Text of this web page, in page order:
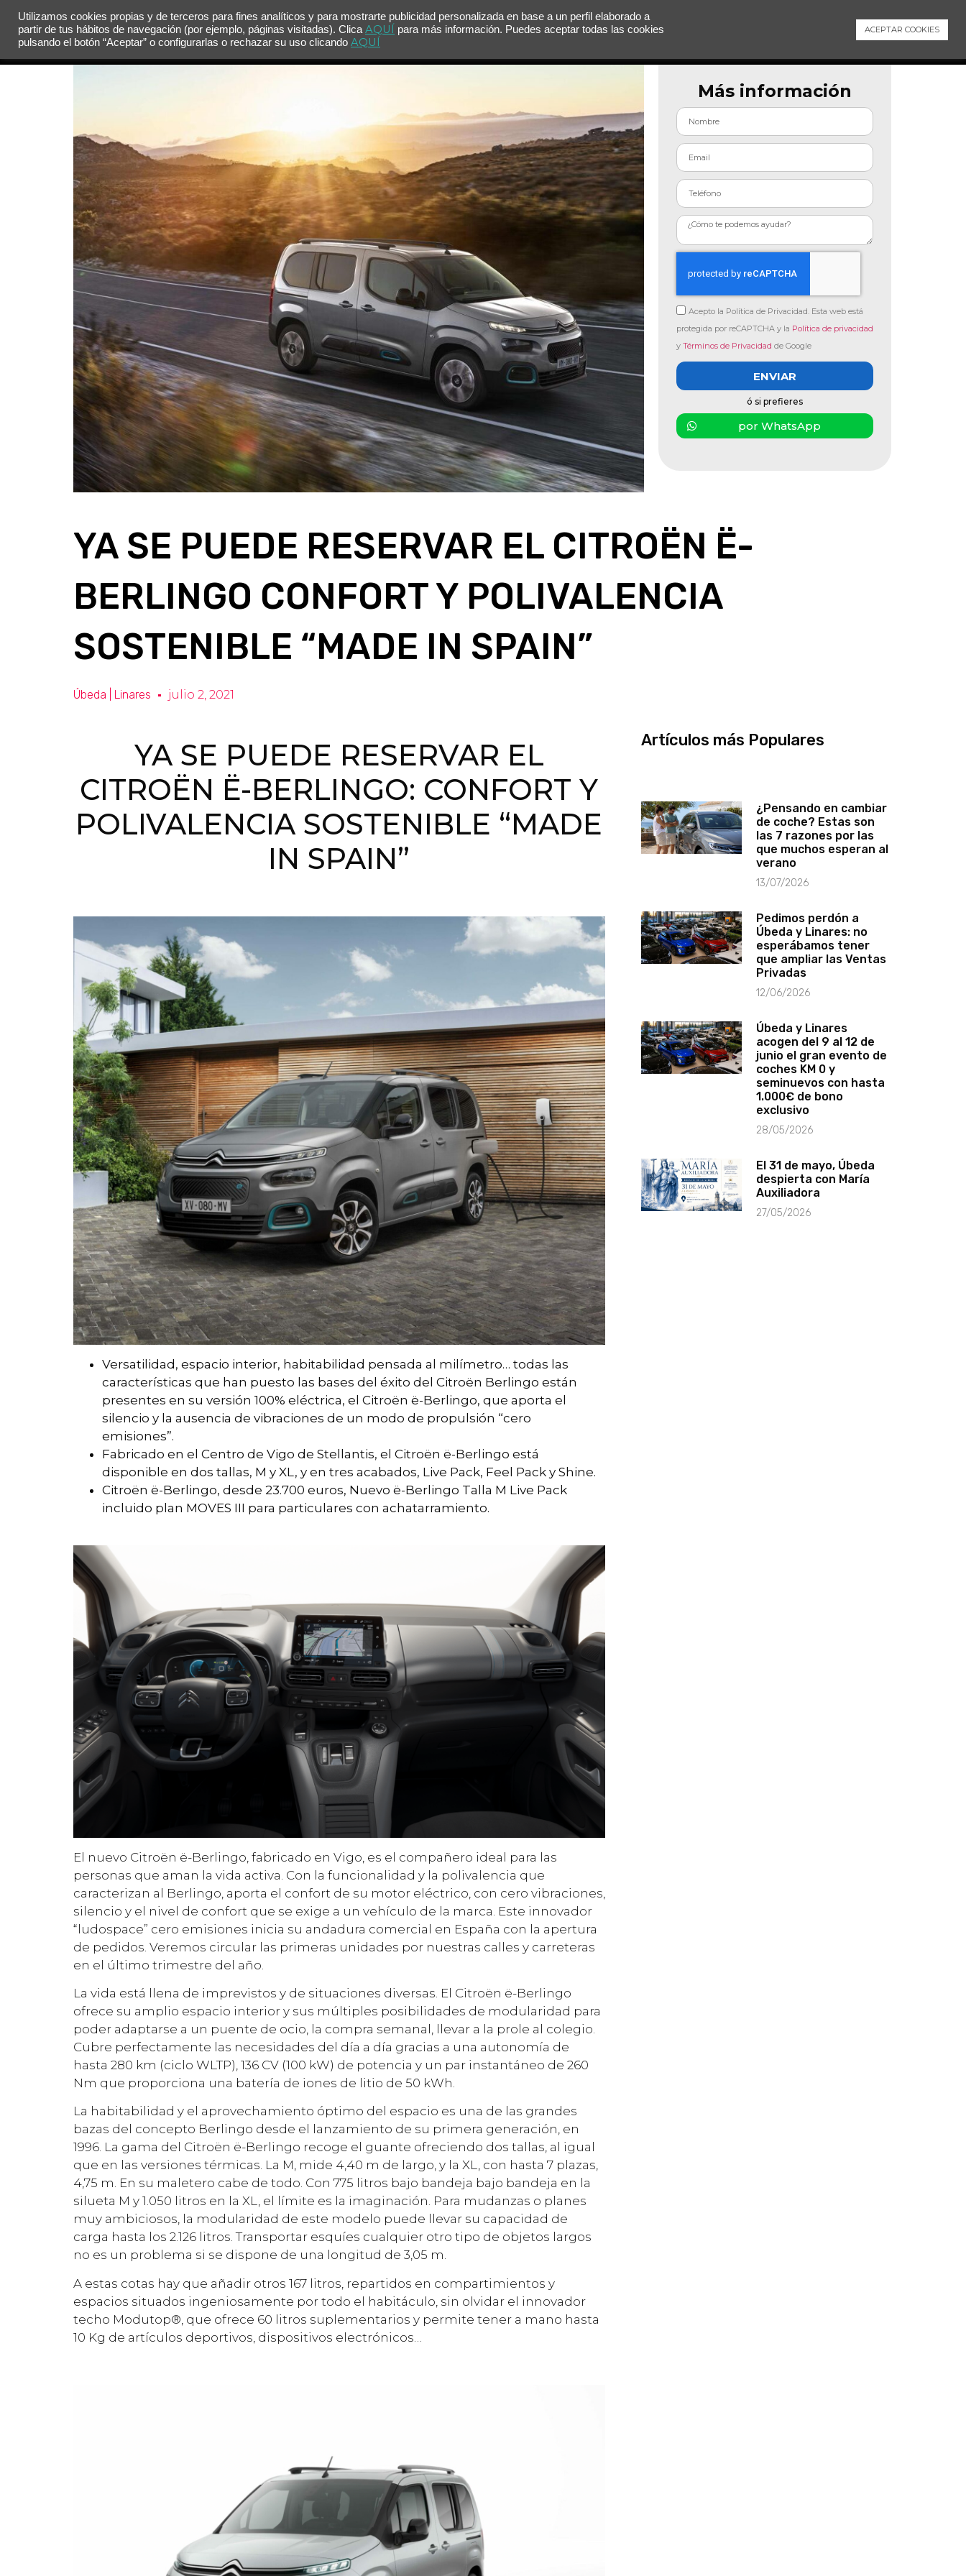
MENÚ Contacto
Más información
Acepto la Política de Privacidad. Esta web está
protegida por reCAPTCHA y la Política de privacidad
y Términos de Privacidad de Google
ENVIAR
ó si prefieres
por WhatsApp
YA SE PUEDE RESERVAR EL CITROËN Ë-
BERLINGO CONFORT Y POLIVALENCIA
SOSTENIBLE “MADE IN SPAIN”
Úbeda | Linares julio 2, 2021
YA SE PUEDE RESERVAR EL
CITROËN Ë-BERLINGO: CONFORT Y
POLIVALENCIA SOSTENIBLE “MADE
IN SPAIN”
Versatilidad, espacio interior, habitabilidad pensada al milímetro… todas las
características que han puesto las bases del éxito del Citroën Berlingo están
presentes en su versión 100% eléctrica, el Citroën ë-Berlingo, que aporta el
silencio y la ausencia de vibraciones de un modo de propulsión “cero
emisiones”.
Fabricado en el Centro de Vigo de Stellantis, el Citroën ë-Berlingo está
disponible en dos tallas, M y XL, y en tres acabados, Live Pack, Feel Pack y Shine.
Citroën ë-Berlingo, desde 23.700 euros, Nuevo ë-Berlingo Talla M Live Pack
incluido plan MOVES III para particulares con achatarramiento.
El nuevo Citroën ë-Berlingo, fabricado en Vigo, es el compañero ideal para las
personas que aman la vida activa. Con la funcionalidad y la polivalencia que
caracterizan al Berlingo, aporta el confort de su motor eléctrico, con cero vibraciones,
silencio y el nivel de confort que se exige a un vehículo de la marca. Este innovador
“ludospace” cero emisiones inicia su andadura comercial en España con la apertura
de pedidos. Veremos circular las primeras unidades por nuestras calles y carreteras
en el último trimestre del año.
La vida está llena de imprevistos y de situaciones diversas. El Citroën ë-Berlingo
ofrece su amplio espacio interior y sus múltiples posibilidades de modularidad para
poder adaptarse a un puente de ocio, la compra semanal, llevar a la prole al colegio.
Cubre perfectamente las necesidades del día a día gracias a una autonomía de
hasta 280 km (ciclo WLTP), 136 CV (100 kW) de potencia y un par instantáneo de 260
Nm que proporciona una batería de iones de litio de 50 kWh.
La habitabilidad y el aprovechamiento óptimo del espacio es una de las grandes
bazas del concepto Berlingo desde el lanzamiento de su primera generación, en
1996. La gama del Citroën ë-Berlingo recoge el guante ofreciendo dos tallas, al igual
que en las versiones térmicas. La M, mide 4,40 m de largo, y la XL, con hasta 7 plazas,
4,75 m. En su maletero cabe de todo. Con 775 litros bajo bandeja bajo bandeja en la
silueta M y 1.050 litros en la XL, el límite es la imaginación. Para mudanzas o planes
muy ambiciosos, la modularidad de este modelo puede llevar su capacidad de
carga hasta los 2.126 litros. Transportar esquíes cualquier otro tipo de objetos largos
no es un problema si se dispone de una longitud de 3,05 m.
A estas cotas hay que añadir otros 167 litros, repartidos en compartimientos y
espacios situados ingeniosamente por todo el habitáculo, sin olvidar el innovador
techo Modutop®, que ofrece 60 litros suplementarios y permite tener a mano hasta
10 Kg de artículos deportivos, dispositivos electrónicos…
Artículos más Populares
¿Pensando en cambiar
de coche? Estas son
las 7 razones por las
que muchos esperan al
verano
13/07/2026
Pedimos perdón a
Úbeda y Linares: no
esperábamos tener
que ampliar las Ventas
Privadas
12/06/2026
Úbeda y Linares
acogen del 9 al 12 de
junio el gran evento de
coches KM 0 y
seminuevos con hasta
1.000€ de bono
exclusivo
28/05/2026
El 31 de mayo, Úbeda
despierta con María
Auxiliadora
27/05/2026
Utilizamos cookies propias y de terceros para fines analíticos y para mostrarte publicidad personalizada en base a un perfil elaborado a
partir de tus hábitos de navegación (por ejemplo, páginas visitadas). Clica AQUÍ para más información. Puedes aceptar todas las cookies
pulsando el botón “Aceptar” o configurarlas o rechazar su uso clicando AQUÍ
ACEPTAR COOKIES